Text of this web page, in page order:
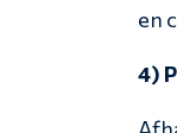
en
4)